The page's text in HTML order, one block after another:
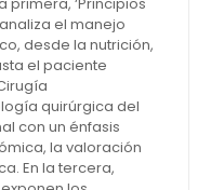
el manejo
desde la nutrición,
el paciente
quirúrgica del
con un énfasis
la valoración
En la tercera,